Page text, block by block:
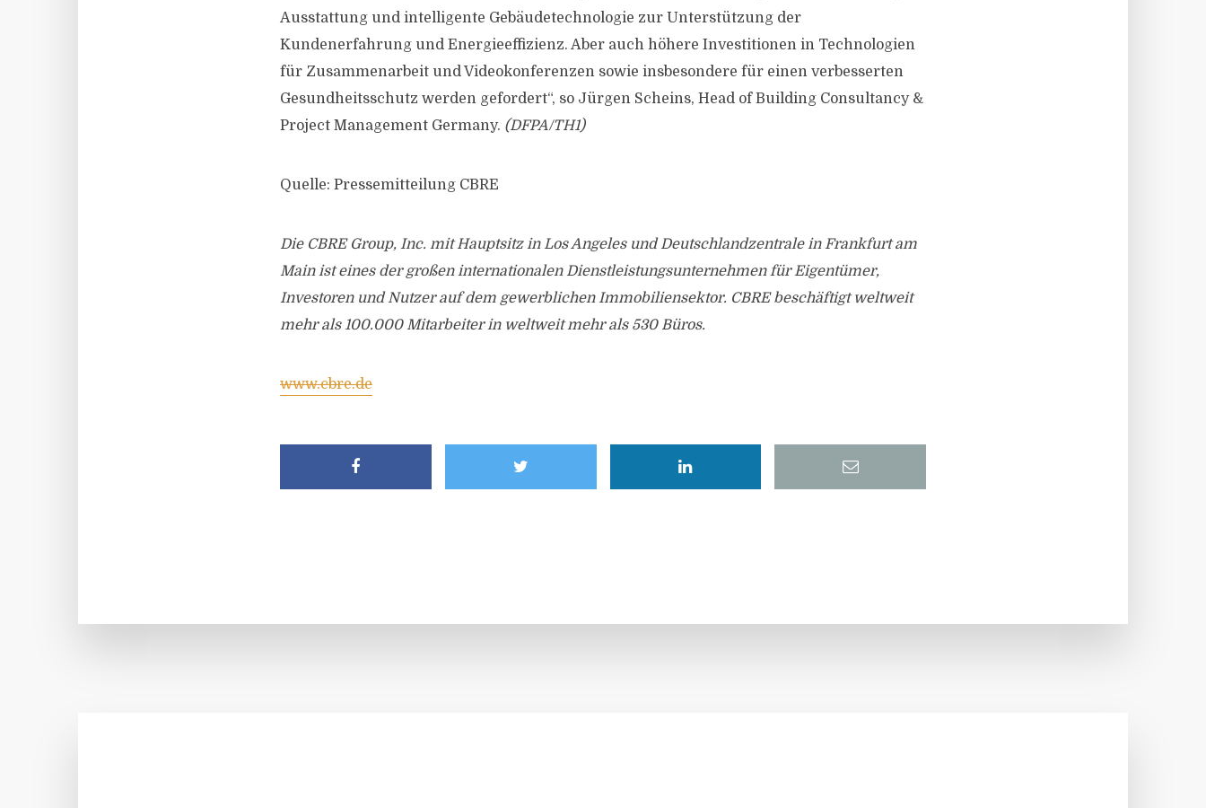
Ausstattung und intelligente Gebäudetechnologie zur Unterstützung der
Kundenerfahrung und Energieeffizienz. Aber auch höhere Investitionen in Technologien
für Zusammenarbeit und Videokonferenzen sowie insbesondere für einen verbesserten
Gesundheitsschutz werden gefordert“, so Jürgen Scheins, Head of Building Consultancy &
Project Management Germany. (DFPA/TH1)
Quelle: Pressemitteilung CBRE
Die CBRE Group, Inc. mit Hauptsitz in Los Angeles und Deutschlandzentrale in Frankfurt am
Main ist eines der großen internationalen Dienstleistungsunternehmen für Eigentümer,
Investoren und Nutzer auf dem gewerblichen Immobiliensektor. CBRE beschäftigt weltweit
mehr als 100.000 Mitarbeiter in weltweit mehr als 530 Büros.
www.cbre.de